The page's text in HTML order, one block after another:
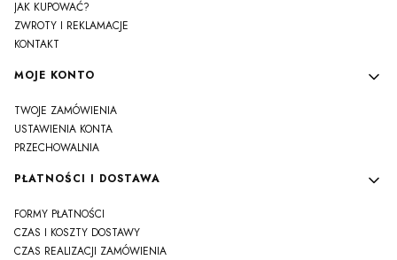
JAK KUPOWAĆ?
ZWROTY I REKLAMACJE
KONTAKT
MOJE KONTO
TWOJE ZAMÓWIENIA
USTAWIENIA KONTA
PRZECHOWALNIA
PŁATNOŚCI I DOSTAWA
FORMY PŁATNOŚCI
CZAS I KOSZTY DOSTAWY
CZAS REALIZACJI ZAMÓWIENIA